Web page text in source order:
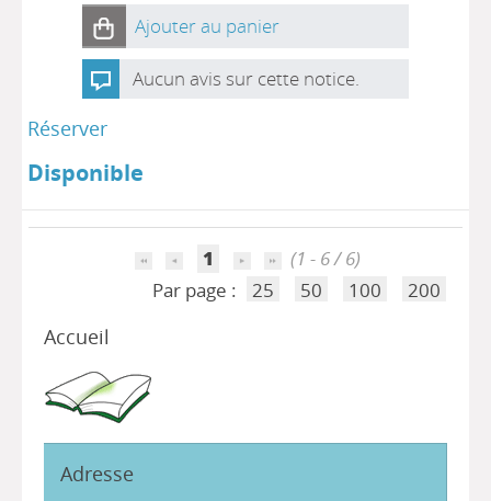
Ajouter au panier
Aucun avis sur cette notice.
Réserver
Disponible
1
(1 - 6 / 6)
Par page :
25 50 100 200
Accueil
Adresse